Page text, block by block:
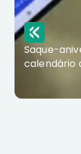
Saque-
calendário